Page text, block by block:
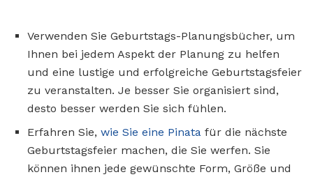
Verwenden Sie Geburtstags-Planungsbücher, um
Ihnen bei jedem Aspekt der Planung zu helfen
und eine lustige und erfolgreiche Geburtstagsfeier
zu veranstalten. Je besser Sie organisiert sind,
desto besser werden Sie sich fühlen.
Erfahren Sie, wie Sie eine Pinata für die nächste
Geburtstagsfeier machen, die Sie werfen. Sie
können ihnen jede gewünschte Form, Größe und